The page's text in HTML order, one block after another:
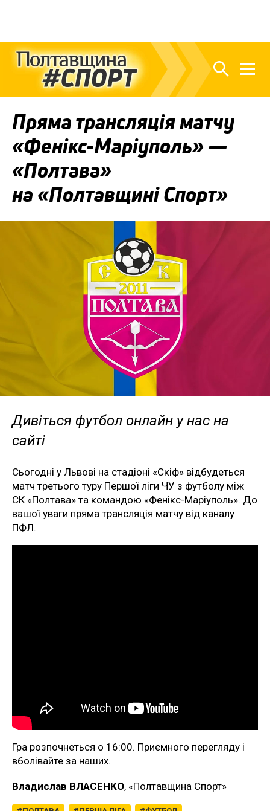
Пряма трансляція матчу
«Фенікс-Маріуполь» —
«Полтава»
на «Полтавщині Спорт»
Дивіться футбол онлайн у нас на
сайті
Сьогодні у Львові на стадіоні «Скіф» відбудеться
матч третього туру Першої ліги ЧУ з футболу між
СК «Полтава» та командою «Фенікс-Маріуполь». До
вашої уваги пряма трансляція матчу від каналу
ПФЛ.
Гра розпочнеться о 16:00. Приємного перегляду і
вболівайте за наших.
Владислав ВЛАСЕНКО, «Полтавщина Спорт»